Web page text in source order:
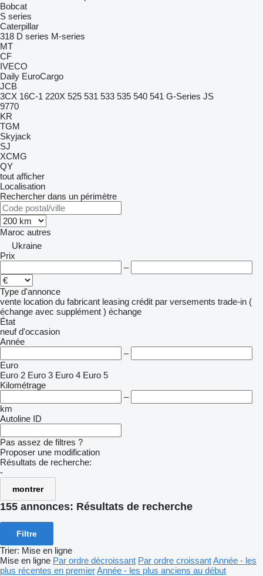
Bobcat
S series
Caterpillar
318 D series M-series
MT
CF
IVECO
Daily EuroCargo
JCB
3CX 16C-1 220X 525 531 533 535 540 541 G-Series JS
9770
KR
TGM
Skyjack
SJ
XCMG
QY
tout afficher
Localisation
Rechercher dans un périmètre
Maroc autres
Ukraine
Prix
–
Type d'annonce
vente location du fabricant leasing crédit par versements trade-in (
échange avec supplément ) échange
État
neuf d'occasion
Année
–
Euro
Euro 2 Euro 3 Euro 4 Euro 5
Kilométrage
–
km
Autoline ID
Pas assez de filtres ?
Proposer une modification
Résultats de recherche:
-
montrer
155 annonces: Résultats de recherche
Filtre
Trier: Mise en ligne
Mise en ligne Par ordre décroissant Par ordre croissantAnnée - les
plus récentes en premierAnnée - les plus anciens au début